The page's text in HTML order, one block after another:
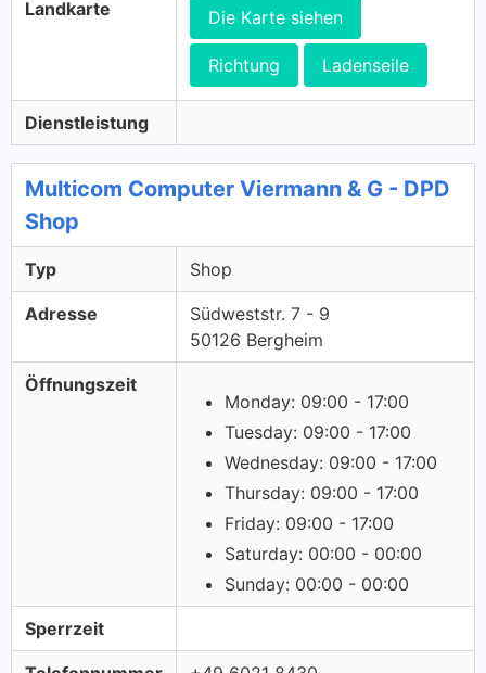
Landkarte Die Karte siehen
Richtung Ladenseile
Dienstleistung
Multicom Computer Viermann & G - DPD
Shop
Typ Shop
Adresse
Südweststr. 7 - 9
50126 Bergheim
Öffnungszeit
Monday: 09:00 - 17:00
Tuesday: 09:00 - 17:00
Wednesday: 09:00 - 17:00
Thursday: 09:00 - 17:00
Friday: 09:00 - 17:00
Saturday: 00:00 - 00:00
Sunday: 00:00 - 00:00
Sperrzeit